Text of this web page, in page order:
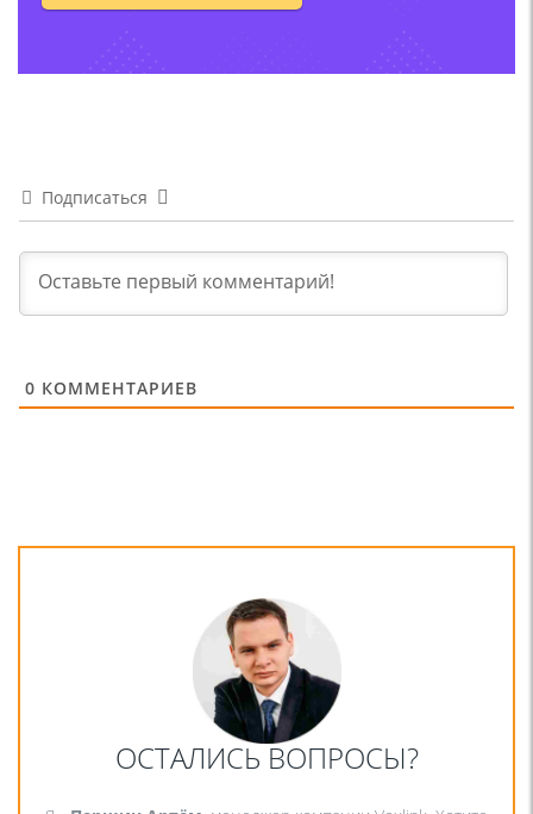
Подписаться
0 КОММЕНТАРИЕВ
ОСТАЛИСЬ ВОПРОСЫ?